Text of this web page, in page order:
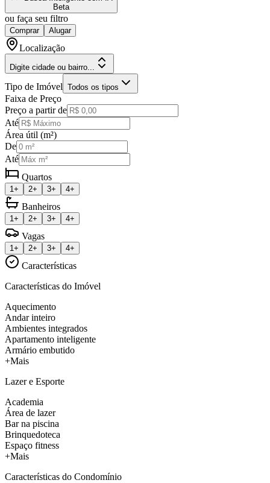
Beta
ou faça seu filtro
Comprar Alugar
Localização
Digite cidade ou bairro...
Tipo de Imóvel Todos os tipos
Faixa de Preço
Preço a partir de
Até
Área útil (m²)
De
Até
Quartos
1+ 2+ 3+ 4+
Banheiros
1+ 2+ 3+ 4+
Vagas
1+ 2+ 3+ 4+
Características
Características do Imóvel
Aquecimento
Andar inteiro
Ambientes integrados
Apartamento inteligente
Armário embutido
+Mais
Lazer e Esporte
Academia
Área de lazer
Bar na piscina
Brinquedoteca
Espaço fitness
+Mais
Características do Condomínio